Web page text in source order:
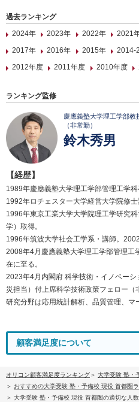
過去ランキング
2024年
2023年 2022年 2021
2017年
2016年 2015年 2014-
2012年度
2011年度 2010年度
ランキング監修
慶應義塾大学理工学部教
（非常勤）
鈴木秀男
【経歴】
1989年慶應義塾大学理工学部管理工学科
1992年ロチェスター大学経営大学院修士
1996年東京工業大学大学院理工学研究
学）取得。
1996年筑波大学社会工学系・講師。
2008年4月慶應義塾大学理工学部管理工
在に至る。
2023年4月内閣府 科学技術・イノベー
災担当）付上席科学技術政策フェロー（
研究分野は応用統計解析、品質管理、マ
顧客満足度について
オリコン顧客満足度ランキング
大学受験 塾・
おすすめの大学受験 塾・予備校 現役 首都圏
大学受験 塾・予備校 現役 首都圏の適切な人